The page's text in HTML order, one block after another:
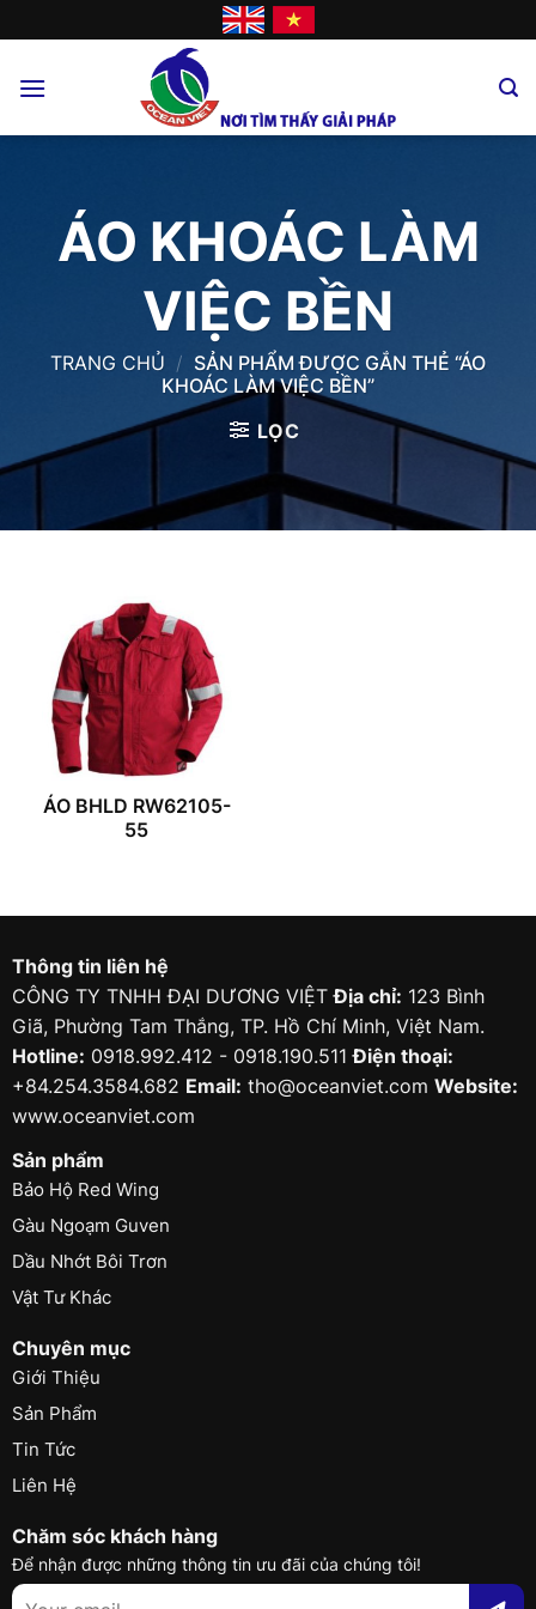
to
ÁO KHOÁC LÀM
VIỆC BỀN
TRANG CHỦ / SẢN PHẨM ĐƯỢC GẮN THẺ “ÁO
KHOÁC LÀM VIỆC BỀN”
LỌC
ÁO BHLD RW62105-
55
Thông tin liên hệ
CÔNG TY TNHH ĐẠI DƯƠNG VIỆTĐịa chỉ: 123 Bình
Giã, Phường Tam Thắng, TP. Hồ Chí Minh, Việt Nam.
Hotline: 0918.992.412 - 0918.190.511Điện thoại:
+84.254.3584.682 Email: tho@oceanviet.com Website:
www.oceanviet.com
Sản phẩm
Bảo Hộ Red Wing
Gàu Ngoạm Guven
Dầu Nhớt Bôi Trơn
Vật Tư Khác
Chuyên mục
Giới Thiệu
Sản Phẩm
Tin Tức
Liên Hệ
Chăm sóc khách hàng
Để nhận được những thông tin ưu đãi của chúng tôi!